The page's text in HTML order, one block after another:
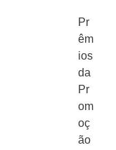
Pr
êm
ios
da
Pr
om
oç
ão